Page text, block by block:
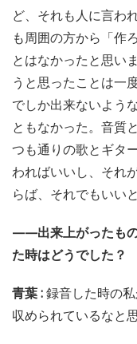
ど、それも人に言わ
も周囲の方から「作
とはなかったと思い
うと思ったことは一
でしか出来ないよう
ともなかった。音質
つも通りの歌とギタ
わればいいし、それ
らば、それでもいい
——出来上がったも
た時はどうでした？
青葉 :録音した時の
収められているなと